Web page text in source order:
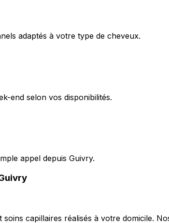
adaptés à votre type de cheveux.
end selon vos disponibilités.
appel depuis Guivry.
capillaires réalisés à votre domicile.